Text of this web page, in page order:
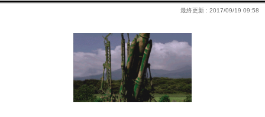
最終更新 : 2017/09/19 09:58